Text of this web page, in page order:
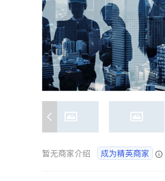
暂无商家介绍 成为精英商家